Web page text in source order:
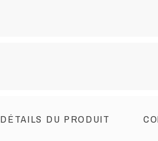
DÉTAILS DU PRODUIT